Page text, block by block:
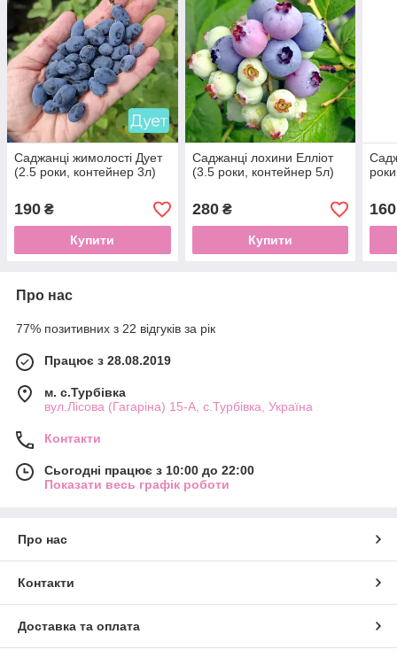
Саджанці жимолості Дует
(2.5 роки, контейнер 3л)
190 ₴
Купити
Саджанці лохини Елліот
(3.5 роки, контейнер 5л)
280₴
Купити
160
Про нас
77% позитивних з 22 відгуків за рік
Працює з 28.08.2019
м. с.Турбівка
вул.Лісова (Гагаріна) 15-А, с.Турбівка, Україна
Контакти
Сьогодні працює з 10:00 до 22:00
Показати весь графік роботи
Про нас
Контакти
Доставка та оплата